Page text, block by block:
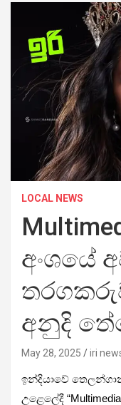
LOCAL NEWS
අංශයේ
අනුදි
May 28, 2025 iri
ඉන්දියාවේ
උළෙලේදී